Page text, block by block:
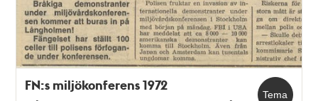
Tema
FN:s miljökonferens 1972